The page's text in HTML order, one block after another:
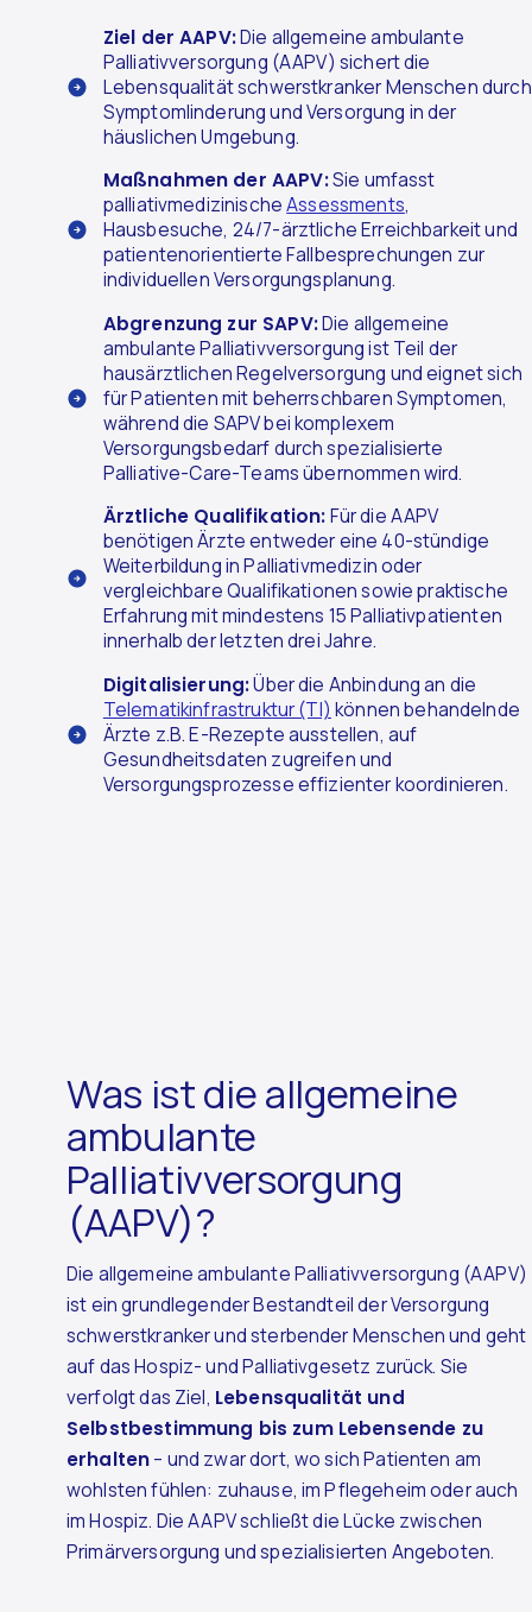
Ziel der AAPV:Die allgemeine ambulante
Palliativversorgung (AAPV) sichert die
Lebensqualität schwerstkranker Menschen durch
Symptomlinderung und Versorgung in der
häuslichen Umgebung.
Maßnahmen der AAPV:Sie umfasst
palliativmedizinischeAssessments,
Hausbesuche, 24/7-ärztliche Erreichbarkeit und
patientenorientierte Fallbesprechungen zur
individuellen Versorgungsplanung.
Abgrenzung zur SAPV:Die allgemeine
ambulante Palliativversorgung ist Teil der
hausärztlichen Regelversorgung und eignet sich
für Patienten mit beherrschbaren Symptomen,
während die SAPV bei komplexem
Versorgungsbedarf durch spezialisierte
Palliative-Care-Teams übernommen wird.
Ärztliche Qualifikation:Für die AAPV
benötigen Ärzte entweder eine 40-stündige
Weiterbildung in Palliativmedizin oder
vergleichbare Qualifikationen sowie praktische
Erfahrung mit mindestens 15 Palliativpatienten
innerhalb der letzten drei Jahre.
Digitalisierung:Über die Anbindung an die
Telematikinfrastruktur (TI) können behandelnde
Ärzte z.B. E-Rezepte ausstellen, auf
Gesundheitsdaten zugreifen und
Versorgungsprozesse effizienter koordinieren.
Was ist die allgemeine
ambulante
Palliativversorgung
(AAPV)?
Die allgemeine ambulante Palliativversorgung (AAPV)
ist ein grundlegender Bestandteil der Versorgung
schwerstkranker und sterbender Menschen und geht
auf das Hospiz- und Palliativgesetz zurück. Sie
verfolgt das Ziel, Lebensqualität und
Selbstbestimmung bis zum Lebensende zu
erhalten– und zwar dort, wo sich Patienten am
wohlsten fühlen: zuhause, im Pflegeheim oder auch
im Hospiz. Die AAPV schließt die Lücke zwischen
Primärversorgung und spezialisierten Angeboten.